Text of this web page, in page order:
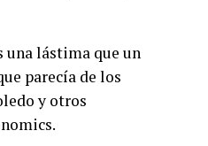
una lástima que un
parecía de los
y otros